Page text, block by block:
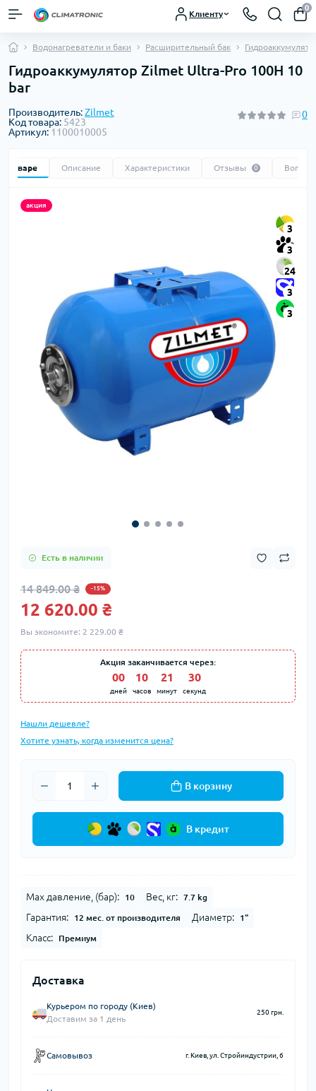
Клиенту
0
Водонагреватели и баки Расширительный бак
Гидроаккумулятор Zilmet Ultra-Pro 100H 10
bar
Производитель:Zilmet
Код товара: 5423
Артикул: 1100010005
0
товаре Описание Характеристики Отзывы 0
акция
3
3
24
3
3
Есть в наличии
14 849.00 ₴ -15%
12 620.00 ₴
Вы экономите: 2 229.00 ₴
Акция заканчивается через:
00
дней
10
часов
21
минут
29
секунд
Нашли дешевле?
Хотите узнать, когда изменится цена?
В корзину
В кредит
Max давление, (бар): 10 Вес, кг: 7.7 kg
Гарантия: 12 мес. от производителя Диаметр: 1"
Класс: Премиум
Доставка
Курьером по городу (Киев)
Доставим за 1 день
250 грн.
Самовывоз г. Киев, ул. Стройиндустрии, 6